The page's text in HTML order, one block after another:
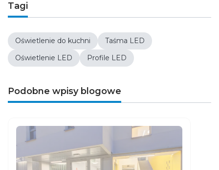
Tagi
Oświetlenie do kuchni
Taśma LED
Oświetlenie LED
Profile LED
Podobne wpisy blogowe